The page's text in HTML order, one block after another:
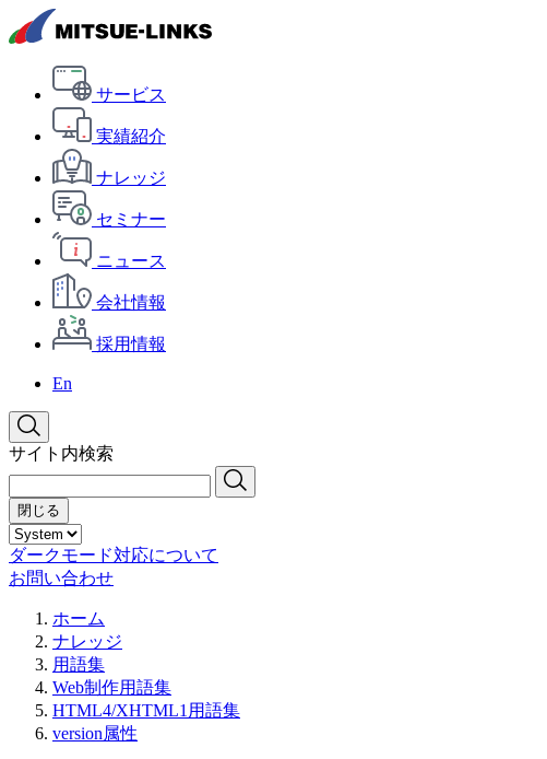
サービス
実績紹介
ナレッジ
セミナー
ニュース
会社情報
採用情報
En
サイト内検索
閉じる
ダークモード対応について
お問い合わせ
ホーム
ナレッジ
用語集
Web制作用語集
HTML4/XHTML1用語集
version属性